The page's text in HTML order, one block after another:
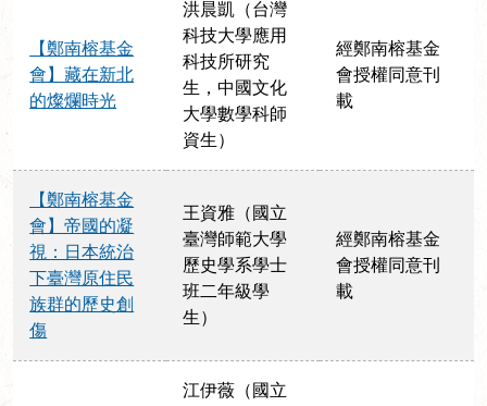
【鄭南榕基金
會】藏在新北
的燦爛時光
洪晨凱（台灣
科技大學應用
科技所研究
生，中國文化
大學數學科師
資生）
經鄭南榕基金
會授權同意刊
載
【鄭南榕基金
會】帝國的凝
視：日本統治
下臺灣原住民
族群的歷史創
傷
王資雅（國立
臺灣師範大學
歷史學系學士
班二年級學
生）
經鄭南榕基金
會授權同意刊
載
江伊薇（國立